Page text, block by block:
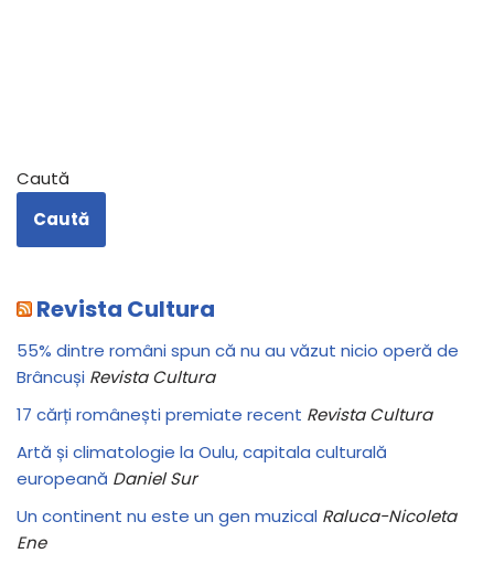
Caută
Caută
Revista Cultura
55% dintre români spun că nu au văzut nicio operă de
Brâncuși Revista Cultura
17 cărți românești premiate recent Revista Cultura
Artă și climatologie la Oulu, capitala culturală
europeană Daniel Sur
Un continent nu este un gen muzical Raluca-Nicoleta
Ene